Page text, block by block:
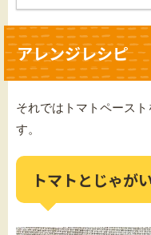
アレンジレシピ
それではトマトペース
す。
トマトとじゃが